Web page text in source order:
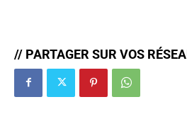
// PARTAGER SUR VOS